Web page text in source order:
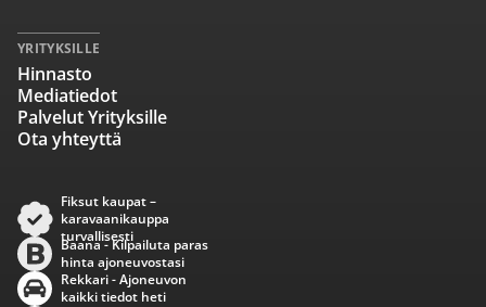
YRITYKSILLE
Hinnasto
Mediatiedot
Palvelut Yrityksille
Ota yhteyttä
Fiksut kaupat –
karavaanikauppa
turvallisesti
Baana - Kilpailuta paras
hinta ajoneuvostasi
Rekkari - Ajoneuvon
kaikki tiedot heti